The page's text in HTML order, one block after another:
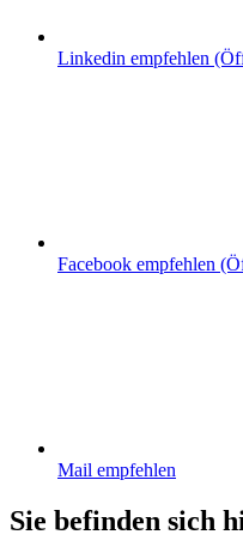
Linkedin empfehlen
Facebook empfehlen
Mail empfehlen
Sie befinden sich